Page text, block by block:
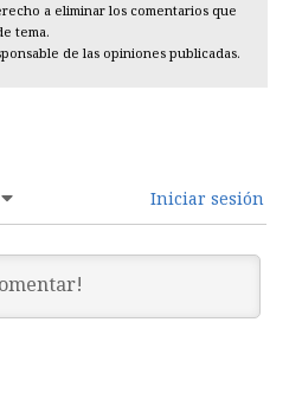
a eliminar los comentarios que
tema.
de las opiniones publicadas.
Iniciar sesión